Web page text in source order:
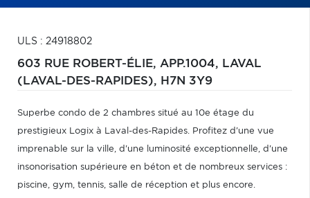
ULS : 24918802
603 RUE ROBERT-ÉLIE, APP.1004, LAVAL
(LAVAL-DES-RAPIDES), H7N 3Y9
Superbe condo de 2 chambres situé au 10e étage du
prestigieux Logix à Laval-des-Rapides. Profitez d'une vue
imprenable sur la ville, d'une luminosité exceptionnelle, d'une
insonorisation supérieure en béton et de nombreux services :
piscine, gym, tennis, salle de réception et plus encore.